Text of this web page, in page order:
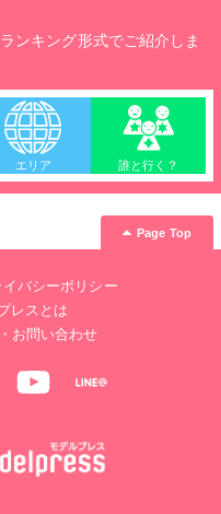
ンキング形式でご紹介しま
エリア 誰と行く？
Page Top
イバシーポリシー
レスとは
お問い合わせ